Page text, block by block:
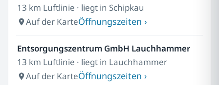
13 km Luftlinie · liegt in Schipkau
Auf der KarteÖffnungszeiten ›
Entsorgungszentrum GmbH Lauchhammer
13 km Luftlinie · liegt in Lauchhammer
Auf der KarteÖffnungszeiten ›